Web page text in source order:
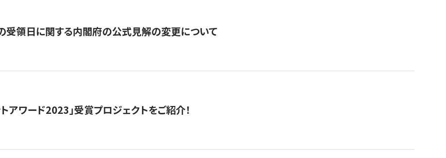
受領日に関する内閣府の公式見解の変更について
アワード2023」受賞プロジェクトをご紹介！